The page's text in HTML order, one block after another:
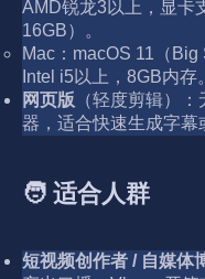
AMD锐龙3以上，显卡
16GB）。
Mac：macOS 11（
Intel i5以上，8GB内存。
网页版 （轻度剪辑）
器，适合快速生成字幕
🧑 适合人群
短视频创作者 / 自媒体